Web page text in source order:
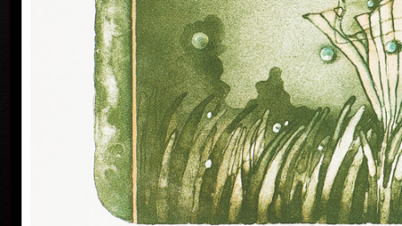
M. Salcmana a na Akademii výtvarných umění v Praze
(1954–60) v grafické speciálce prof. V. Silovského.
Byl činný v oboru grafiky, malby, knižní ilustrace,
známkové tvorby a exlibris. Byl členem Sdružení
českých umělců grafiků HOLLAR, jehož byl od roku
1995 předsedou. V roce 1997 byl jmenován členem
Evropské akademie věd a umění se sídlem ve Vídni. V
roce 2006 mu bylo uděleno státní vyznamenání –
medaile Za zásluhy v oblasti umění. Je čestným
občanem Nového Města nad Metují a Mariánských
Vladimír Suchánek byl příslušníkem generace, která